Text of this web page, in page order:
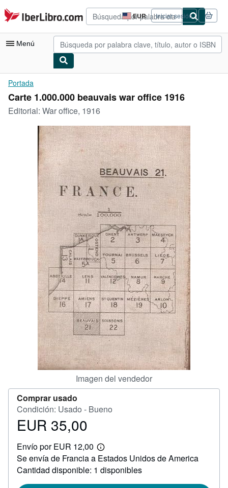
Pasar al contenido principal
IberLibro.com EUR
Preferencias
de
compra
del
Iniciar sesión
Menú
Mi cuenta
Consultar mis pedidos
Colecciones
Libros antiguos
Arte y coleccionismo
Vendedores
Comenzar a vender
CERRAR
Portada
Carte 1.000.000 beauvais war office 1916
Editorial: War office, 1916
Imagen del vendedor
Comprar usado
Condición: Usado - Bueno
Precio
35,00
EUR 35,00
Envío por EUR 12,00
Más
información
sobre
las
Se envía de Francia a Estados Unidos de America
Cantidad disponible: 1 disponibles